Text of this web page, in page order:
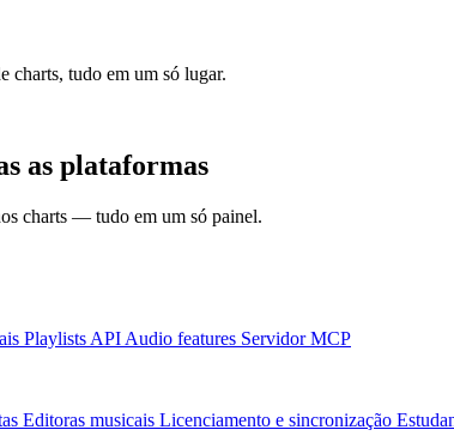
charts, tudo em um só lugar.
as plataformas
charts — tudo em um só painel.
Playlists API Audio features Servidor MCP
Editoras musicais Licenciamento e sincronização